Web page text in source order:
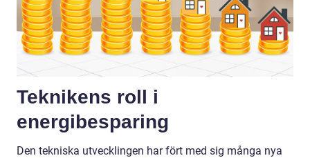
Teknikens roll i
energibesparing
Den tekniska utvecklingen har fört med sig många nya